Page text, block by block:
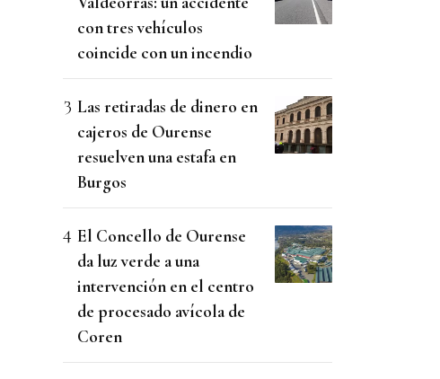
con tres vehículos
coincide con un incendio
Las retiradas de dinero en
cajeros de Ourense
resuelven una estafa en
Burgos
El Concello de Ourense
da luz verde a una
intervención en el centro
de procesado avícola de
Coren